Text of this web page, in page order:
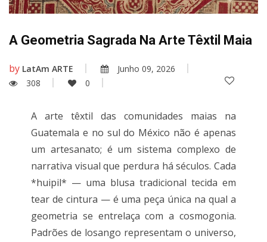
A Geometria Sagrada Na Arte Têxtil Maia
by LatAm ARTE
Junho 09, 2026
308
0
A arte têxtil das comunidades maias na
Guatemala e no sul do México não é apenas
um artesanato; é um sistema complexo de
narrativa visual que perdura há séculos. Cada
*huipil* — uma blusa tradicional tecida em
tear de cintura — é uma peça única na qual a
geometria se entrelaça com a cosmogonia.
Padrões de losango representam o universo,